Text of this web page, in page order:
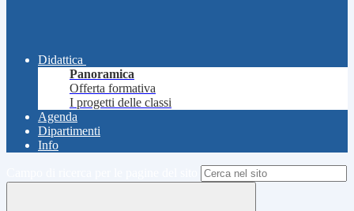
Didattica
Panoramica
Offerta formativa
I progetti delle classi
Agenda
Dipartimenti
Info